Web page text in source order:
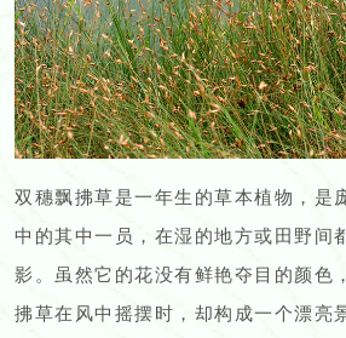
双穗飘拂草是一年生的草本植物，是
中的其中一员，在湿的地方或田野间
影。虽然它的花没有鲜艳夺目的颜色
拂草在风中摇摆时，却构成一个漂亮